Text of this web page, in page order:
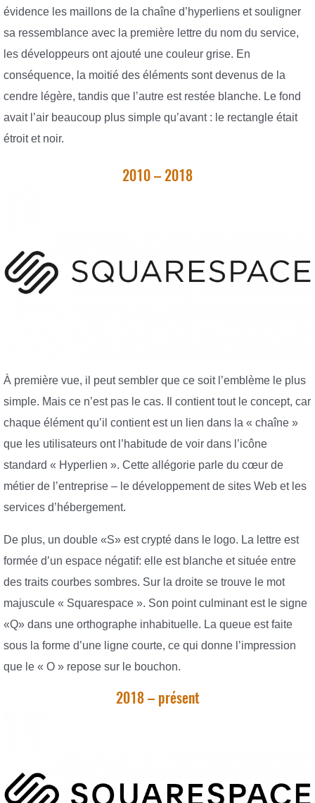
évidence les maillons de la chaîne d’hyperliens et souligner
sa ressemblance avec la première lettre du nom du service,
les développeurs ont ajouté une couleur grise. En
conséquence, la moitié des éléments sont devenus de la
cendre légère, tandis que l’autre est restée blanche. Le fond
avait l’air beaucoup plus simple qu’avant : le rectangle était
étroit et noir.
2010 – 2018
À première vue, il peut sembler que ce soit l’emblème le plus
simple. Mais ce n’est pas le cas. Il contient tout le concept, car
chaque élément qu’il contient est un lien dans la « chaîne »
que les utilisateurs ont l’habitude de voir dans l’icône
standard « Hyperlien ». Cette allégorie parle du cœur de
métier de l’entreprise – le développement de sites Web et les
services d’hébergement.
De plus, un double «S» est crypté dans le logo. La lettre est
formée d’un espace négatif: elle est blanche et située entre
des traits courbes sombres. Sur la droite se trouve le mot
majuscule « Squarespace ». Son point culminant est le signe
«Q» dans une orthographe inhabituelle. La queue est faite
sous la forme d’une ligne courte, ce qui donne l’impression
que le « O » repose sur le bouchon.
2018 – présent